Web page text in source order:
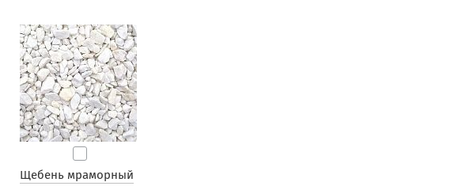
Щебень мраморный